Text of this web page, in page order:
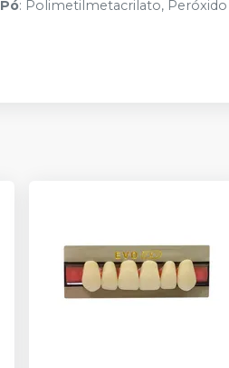
Pó: Polimetilmetacrilato,